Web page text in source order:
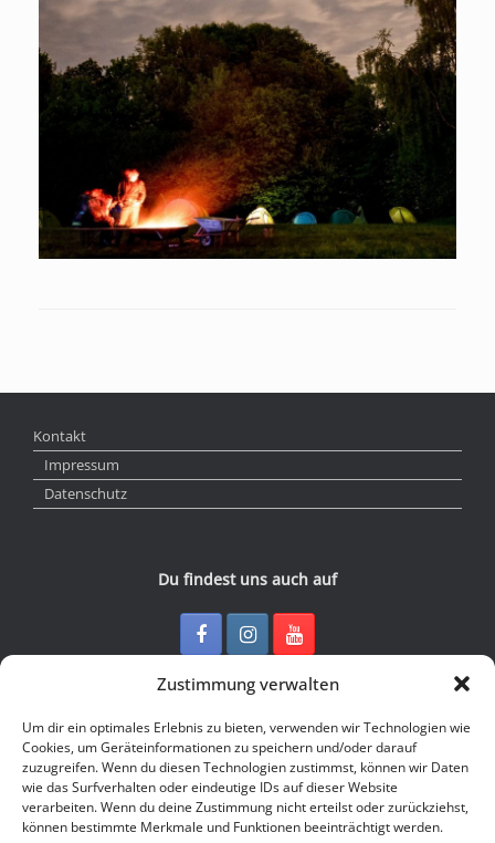
Zustimmung verwalten
Um dir ein optimales Erlebnis zu bieten, verwenden wir Technologien wie
Cookies, um Geräteinformationen zu speichern und/oder darauf
zuzugreifen. Wenn du diesen Technologien zustimmst, können wir Daten
wie das Surfverhalten oder eindeutige IDs auf dieser Website
verarbeiten. Wenn du deine Zustimmung nicht erteilst oder zurückziehst,
können bestimmte Merkmale und Funktionen beeinträchtigt werden.
Kontakt
Impressum
Datenschutz
Du findest uns auch auf
Kontakt
Junge Presse Niedersachsen e.V.
Rückertstraße 10
30169 Hannover